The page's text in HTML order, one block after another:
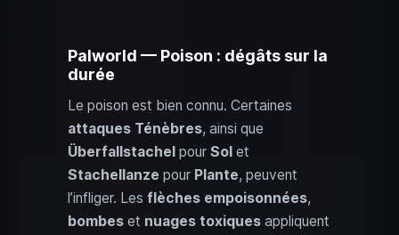
Palworld — Poison : dégâts sur la
durée
Le poison est bien connu. Certaines
attaques Ténèbres, ainsi que
Überfallstachel pour Sol et
Stachellanze pour Plante, peuvent
l’infliger. Les flèches empoisonnées,
bombes et nuages toxiques appliquent